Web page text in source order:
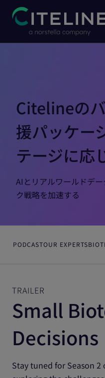
Citelineの
援パッケー
テージに応
AIとリアルワールドデ
ク戦略を加速する
PODCASTOUR EXPERTS
TRAILER
Small
Decisions
Stay tuned for Season